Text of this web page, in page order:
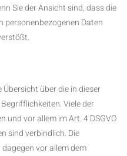
Sie der Ansicht sind, dass die
personenbezogenen Daten
über die in dieser
Viele der
und vor allem im Art. 4 DSGVO
sind verbindlich. Die
vor allem dem